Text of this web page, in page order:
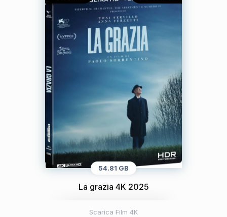
54.81 GB
La grazia 4K 2025
Scarica Film 4K